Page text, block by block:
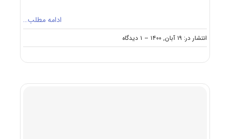
ادامه مطلب…
انتشار در: ۱۹ آبان, ۱۴۰۰ -- ۱ دیدگاه
on
دانلود
آزمون